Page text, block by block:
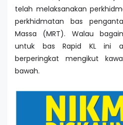
telah melaksanakan
perkhidmatan bas
Massa (MRT). Walau
untuk bas Rapid KL ini
berperingkat mengikut
bawah.